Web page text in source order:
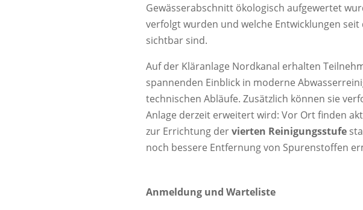
Gewässerabschnitt ökologisch aufgewertet
verfolgt wurden und welche Entwicklungen
sichtbar sind.
Auf der Kläranlage Nordkanal erhalten
spannenden Einblick in moderne
technischen Abläufe. Zusätzlich können sie
Anlage derzeit erweitert wird: Vor Ort finden
zur Errichtung dervierten Reinigungsstufe
noch bessere Entfernung von Spurenstoffen
Anmeldung und Warteliste